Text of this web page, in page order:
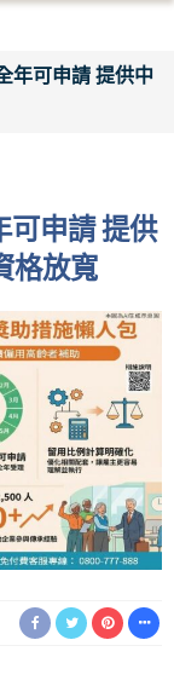
年可申請 提供中
可申請 提供
格放寬